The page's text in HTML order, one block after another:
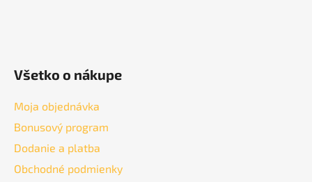
Všetko o nákupe
Moja objednávka
Bonusový program
Dodanie a platba
Obchodné podmienky